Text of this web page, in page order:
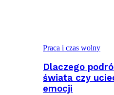
Praca i czas wolny
Dlaczego
świata czy
emocji